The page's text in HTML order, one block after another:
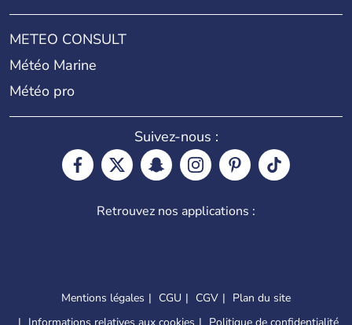
METEO CONSULT
Météo Marine
Météo pro
Suivez-nous :
Retrouvez nos applications :
Mentions légales CGU CGV
Plan du site